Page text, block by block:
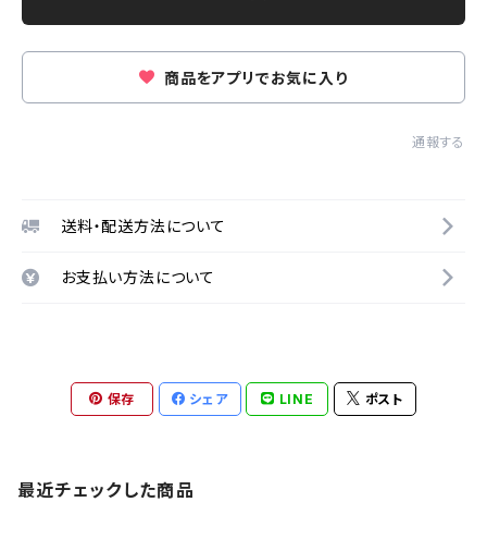
商品をアプリでお気に入り
通報する
送料・配送方法について
お支払い方法について
保存 シェア LINE ポスト
最近チェックした商品